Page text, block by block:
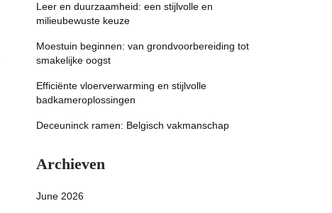
Leer en duurzaamheid: een stijlvolle en
milieubewuste keuze
Moestuin beginnen: van grondvoorbereiding tot
smakelijke oogst
Efficiënte vloerverwarming en stijlvolle
badkameroplossingen
Deceuninck ramen: Belgisch vakmanschap
Archieven
June 2026